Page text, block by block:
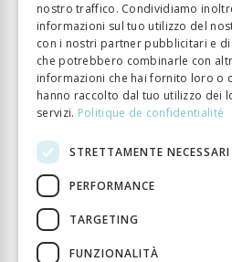
nostro traffico. Condividiamo
informazioni sul tuo utilizzo del
con i nostri partner pubblicitari e di
che potrebbero combinarle con
informazioni che hai fornito loro o
hanno raccolto dal tuo utilizzo dei
servizi. Politique de confidentialité
STRETTAMENTE NECESSARI
PERFORMANCE
TARGETING
FUNZIONALITÀ